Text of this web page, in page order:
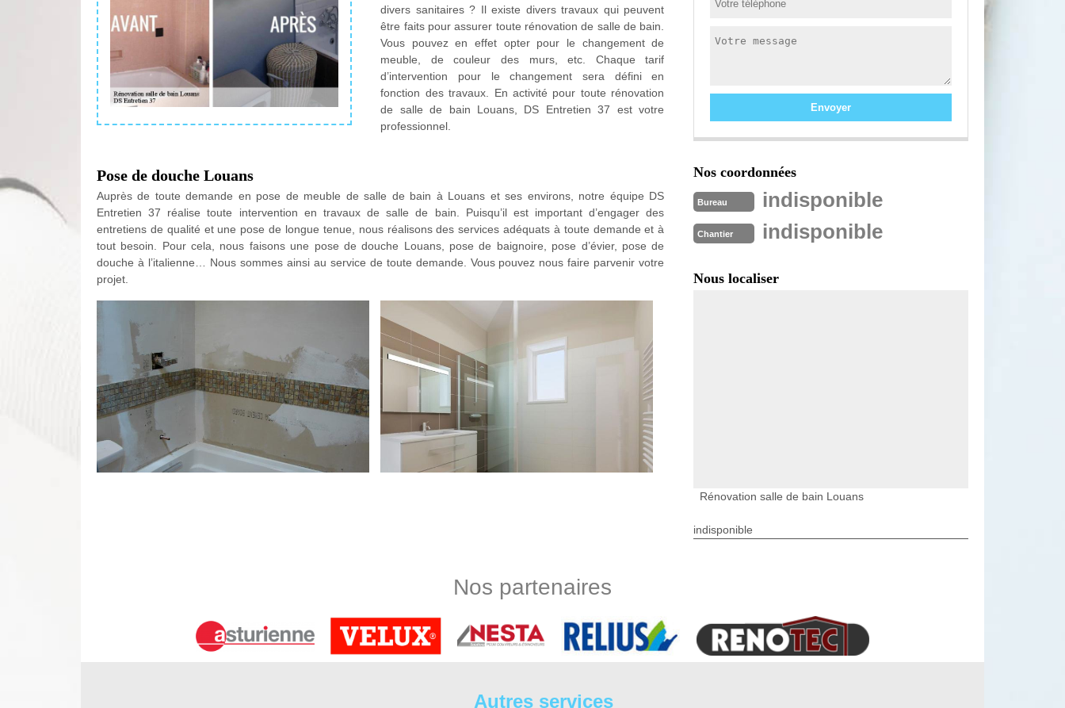
divers sanitaires ? Il existe divers travaux qui peuvent
être faits pour assurer toute rénovation de salle de bain.
Vous pouvez en effet opter pour le changement de
meuble, de couleur des murs, etc. Chaque tarif
d’intervention pour le changement sera défini en
fonction des travaux. En activité pour toute rénovation
de salle de bain Louans, DS Entretien 37 est votre
professionnel.
Pose de douche Louans
Auprès de toute demande en pose de meuble de salle de bain à Louans et ses environs, notre équipe DS
Entretien 37 réalise toute intervention en travaux de salle de bain. Puisqu’il est important d’engager des
entretiens de qualité et une pose de longue tenue, nous réalisons des services adéquats à toute demande et à
tout besoin. Pour cela, nous faisons une pose de douche Louans, pose de baignoire, pose d’évier, pose de
douche à l’italienne… Nous sommes ainsi au service de toute demande. Vous pouvez nous faire parvenir votre
projet.
implique de repenser l'aménagement de la pièce en prenant en compte des différentes contraintes physiques : -
qualité qui permet de renouveler et d’offrir un nouvel atout pour votre salle de bain.
Pose de meuble de salle bain Louans
Nos coordonnées
Bureau indisponible
Chantier indisponible
Nous localiser
Rénovation salle de bain Louans
indisponible
Nos partenaires
Autres services